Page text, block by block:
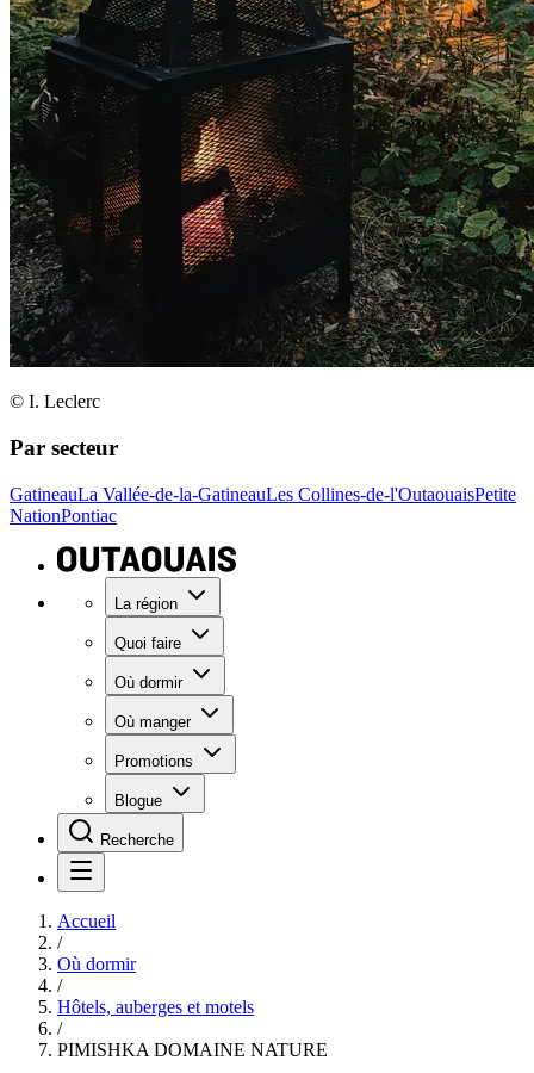
© I. Leclerc
Par secteur
GatineauLa Vallée-de-la-GatineauLes Collines-de-l'OutaouaisPetite
NationPontiac
La région
Quoi faire
Où dormir
Où manger
Promotions
Blogue
Recherche
Accueil
/
Où dormir
/
Hôtels, auberges et motels
/
PIMISHKA DOMAINE NATURE